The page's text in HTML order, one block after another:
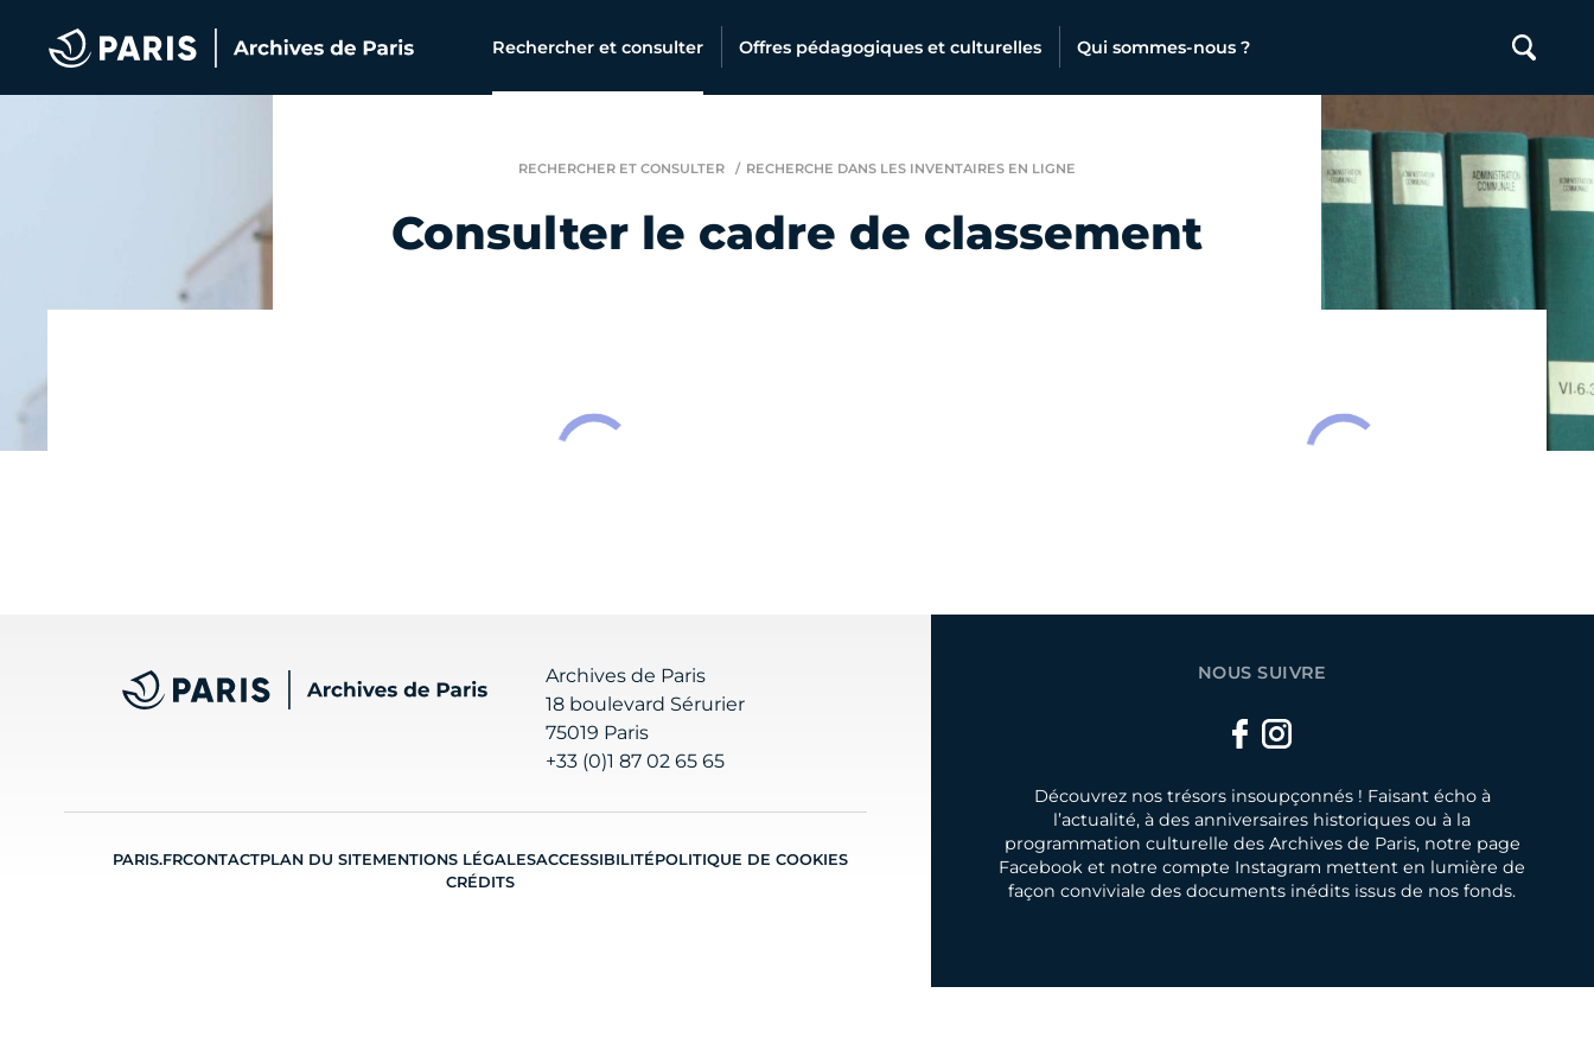
Rechercher et consulter Offres pédagogiques et culturelles Qui sommes-nous ?
RECHERCHER ET CONSULTER RECHERCHE DANS LES INVENTAIRES EN LIGNE
Consulter le cadre de classement
Archives de Paris
Archives de Paris
18 boulevard Sérurier
75019 Paris
+33 (0)1 87 02 65 65
PARIS.FRCONTACTPLAN DU SITEMENTIONS LÉGALESACCESSIBILITÉPOLITIQUE DE COOKIES
CRÉDITS
NOUS SUIVRE
Facebook
Instagram
Découvrez nos trésors insoupçonnés ! Faisant écho à
l’actualité, à des anniversaires historiques ou à la
programmation culturelle des Archives de Paris, notre page
Facebook et notre compte Instagram mettent en lumière de
façon conviviale des documents inédits issus de nos fonds.